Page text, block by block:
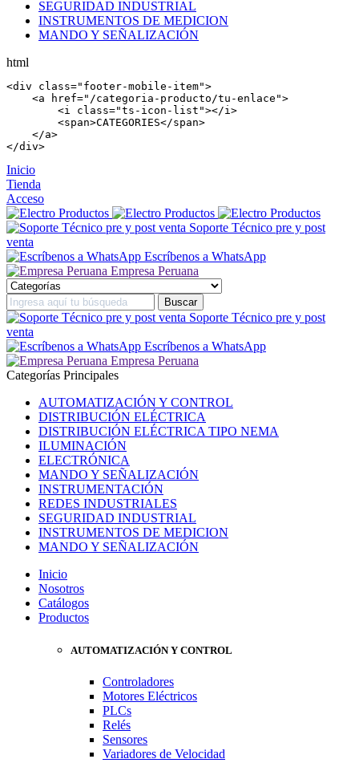
SEGURIDAD INDUSTRIAL
INSTRUMENTOS DE MEDICION
MANDO Y SEÑALIZACIÓN
html
<div class="footer-mobile-item">
    <
a href="/categoria-producto/tu-enlace">
        <
i class="ts-icon-list"></i >
        <
span>CATEGORIES</span>
    </
a>
</div>
Inicio
Tienda
Acceso
Soporte Técnico pre y post
venta
Escríbenos a WhatsApp
Empresa Peruana
Soporte Técnico pre y post
venta
Escríbenos a WhatsApp
Empresa Peruana
Categorías Principales
AUTOMATIZACIÓN Y CONTROL
DISTRIBUCIÓN ELÉCTRICA
DISTRIBUCIÓN ELÉCTRICA TIPO NEMA
ILUMINACIÓN
ELECTRÓNICA
MANDO Y SEÑALIZACIÓN
INSTRUMENTACIÓN
REDES INDUSTRIALES
SEGURIDAD INDUSTRIAL
INSTRUMENTOS DE MEDICION
MANDO Y SEÑALIZACIÓN
Inicio
Nosotros
Catálogos
Productos
AUTOMATIZACIÓN Y CONTROL
Controladores
Motores Eléctricos
PLCs
Relés
Sensores
Variadores de Velocidad